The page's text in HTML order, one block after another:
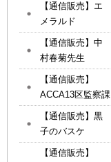
【通信販売】エ
メラルド
【通信販売】中
村春菊先生
【通信販売】
ACCA13区監察課
【通信販売】黒
子のバスケ
【通信販売】